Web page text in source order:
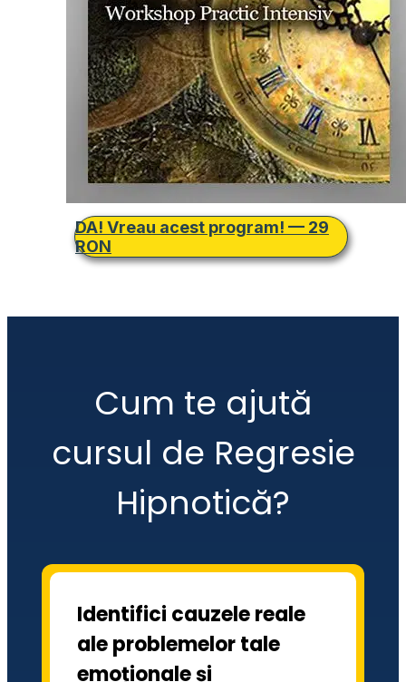
DA! Vreau acest program! — 29
RON
Cum te ajută
cursul de Regresie
Hipnotică?
Identifici cauzele reale
ale problemelor tale
emoționale și